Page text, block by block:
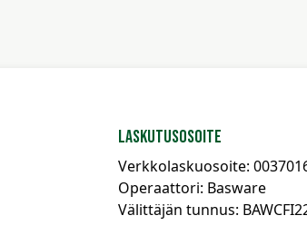
Laskutusosoite
Verkkolaskuosoite:
Operaattori: Basware
Välittäjän tunnus: